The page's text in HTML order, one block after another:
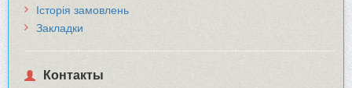
Історія замовлень
Закладки
Контакты